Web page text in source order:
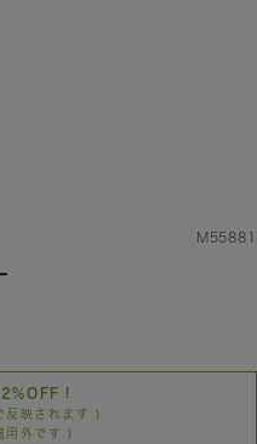
M55881
！
反映されます )
用外です )